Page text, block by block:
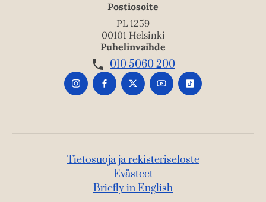
Postiosoite
PL 1259
00101 Helsinki
Puhelinvaihde
010 5060 200
Tietosuoja ja rekisteriseloste
Evästeet
Briefly in English